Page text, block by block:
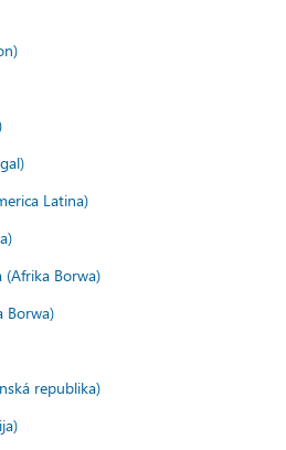
Latina)
(Afrika Borwa)
Borwa)
republika)